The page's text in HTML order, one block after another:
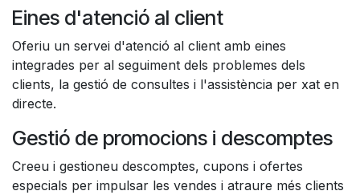
Eines d'atenció al client
Oferiu un servei d'atenció al client amb eines
integrades per al seguiment dels problemes dels
clients, la gestió de consultes i l'assistència per xat en
directe.
Gestió de promocions i descomptes
Creeu i gestioneu descomptes, cupons i ofertes
especials per impulsar les vendes i atraure més clients